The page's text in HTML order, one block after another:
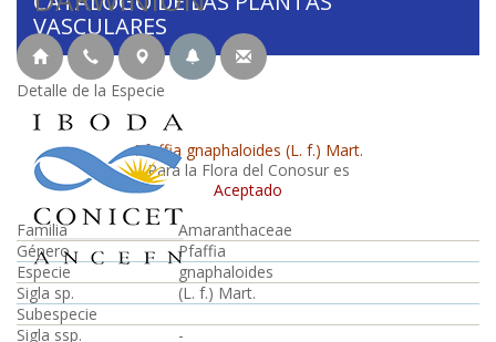
VASCULARES
Detalle de la Especie
Pfaffia gnaphaloides (L. f.) Mart.
Para la Flora del Conosur es
Aceptado
Familia
Amaranthaceae
Género
Pfaffia
Especie
gnaphaloides
Sigla sp.
(L. f.) Mart.
Subespecie
Sigla ssp.
-